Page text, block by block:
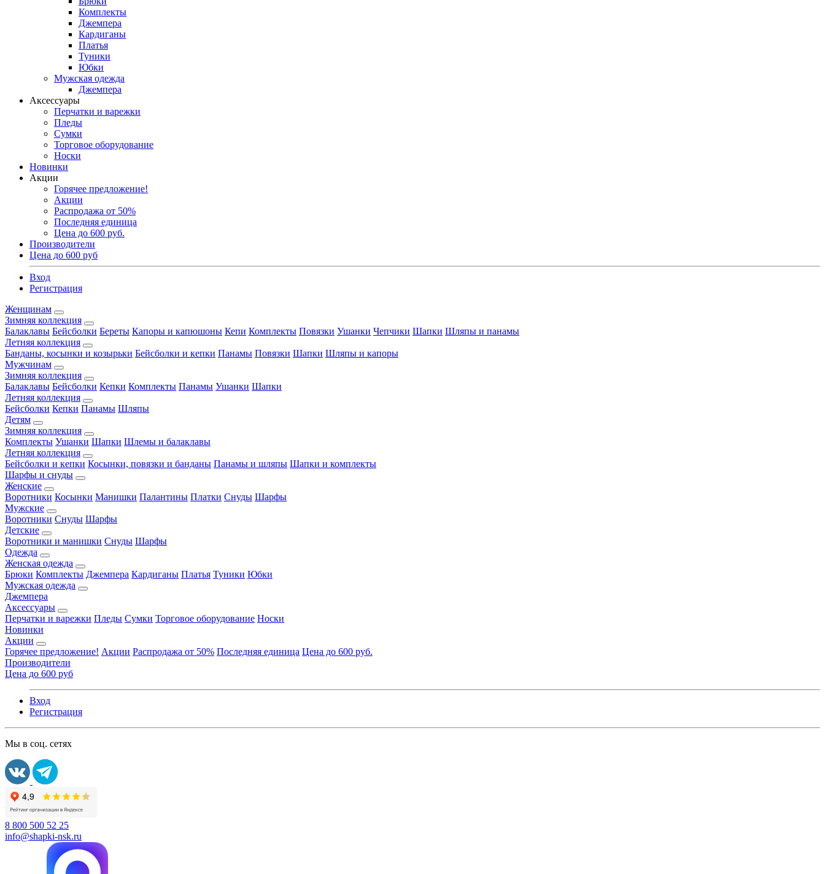
Комплекты
Джемпера
Кардиганы
Платья
Туники
Юбки
Мужская одежда
Джемпера
Аксессуары
Перчатки и варежки
Пледы
Сумки
Торговое оборудование
Носки
Новинки
Акции
Горячее предложение!
Акции
Распродажа от 50%
Последняя единица
Цена до 600 руб.
Производители
Цена до 600 руб
Вход
Регистрация
Женщинам
Зимняя коллекция
Балаклавы Бейсболки Береты Капоры и капюшоны Кепи Комплекты Повязки Ушанки Чепчики Шапки Шляпы и панамы
Летняя коллекция
Банданы, косынки и козырьки Бейсболки и кепки Панамы Повязки Шапки Шляпы и капоры
Мужчинам
Зимняя коллекция
Балаклавы Бейсболки Кепки Комплекты Панамы Ушанки Шапки
Летняя коллекция
Бейсболки Кепки Панамы Шляпы
Детям
Зимняя коллекция
Комплекты Ушанки Шапки Шлемы и балаклавы
Летняя коллекция
Бейсболки и кепки Косынки, повязки и банданы Панамы и шляпы Шапки и комплекты
Шарфы и снуды
Женские
Воротники Косынки Манишки Палантины Платки Снуды Шарфы
Мужские
Воротники Снуды Шарфы
Детские
Воротники и манишки Снуды Шарфы
Одежда
Женская одежда
Брюки Комплекты Джемпера Кардиганы Платья Туники Юбки
Мужская одежда
Джемпера
Аксессуары
Перчатки и варежки Пледы Сумки Торговое оборудование Носки
Новинки
Акции
Горячее предложение! Акции Распродажа от 50% Последняя единица Цена до 600 руб.
Производители
Цена до 600 руб
Вход
Регистрация
Мы в соц. сетях
8 800 500 52 25
info@shapki-nsk.ru